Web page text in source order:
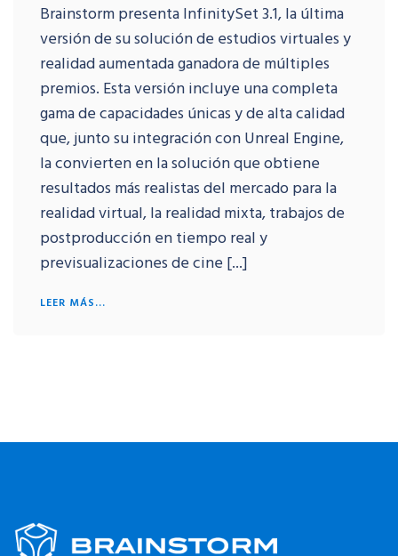
Brainstorm presenta InfinitySet 3.1, la última
versión de su solución de estudios virtuales y
realidad aumentada ganadora de múltiples
premios. Esta versión incluye una completa
gama de capacidades únicas y de alta calidad
que, junto su integración con Unreal Engine,
la convierten en la solución que obtiene
resultados más realistas del mercado para la
realidad virtual, la realidad mixta, trabajos de
postproducción en tiempo real y
previsualizaciones de cine [...]
LEER MÁS...